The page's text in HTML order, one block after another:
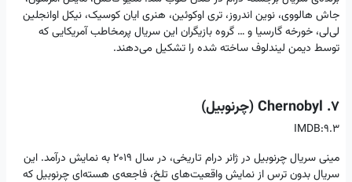
جاش هالووی، نوین اندروز، تری اوکوئین، هنری ایان کوسیک، نیکل اوانجلین
لی‌لی، خورخه گارسیا و … گروه بازیگران این سریال پرمخاطب آمریکایی که
توسط دیمن لیندلوف ساخته شده را تشکیل می‌دهند.
7. Chernobyl (چرنوبیل)
IMDB:9.3
مینی سریال چرنوبیل در ژانر درام تاریخی، در سال ۲۰۱۹ به نمایش درآمد. این
سریال بدون ترس از نمایش واقعیت‌های تلخ، فاجعه‌ی هسته‌ای چرنوبیل که